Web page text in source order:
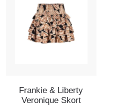
Frankie & Liberty
Veronique Skort